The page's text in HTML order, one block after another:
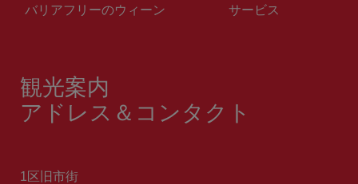
バリアフリーのウィーン サービス
観光案内
アドレス＆コンタクト
1区旧市街